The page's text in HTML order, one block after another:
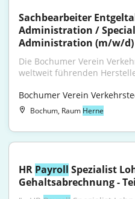
Sachbearbeiter
Administration /
Administration (m/w/d)
Die Bochumer Verein
weltweit führenden
Bochumer Verein
Bochum, Raum Herne
HR Payroll Spezialist
Gehaltsabrechnung -